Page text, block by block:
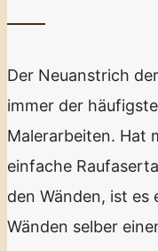
Der Neuanstrich
immer der
Malerarbeiten. Hat
einfache
den Wänden, ist es
Wänden selber